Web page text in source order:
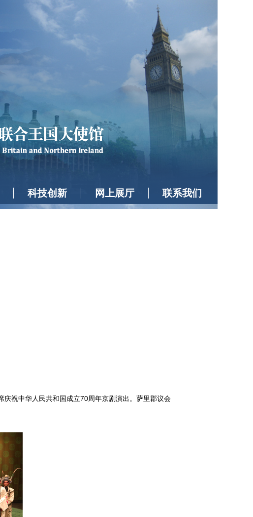
科技创新 网上展厅 联系我们
祝中华人民共和国成立70周年京剧演出。萨里郡议会